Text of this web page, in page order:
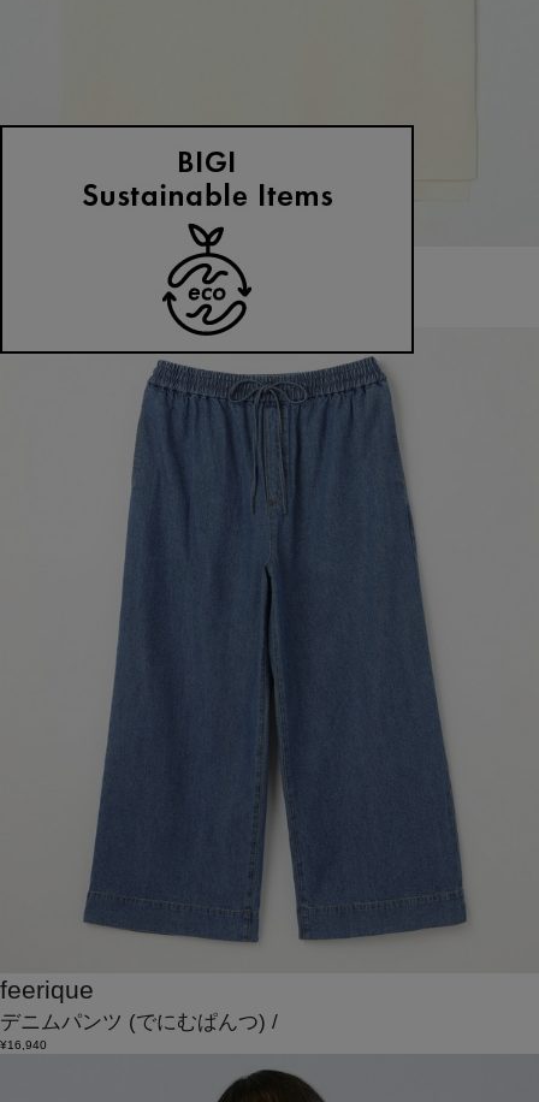
(たんくとっぷ)
feerique
デニムパンツ (でにむぱんつ) /
¥16,940